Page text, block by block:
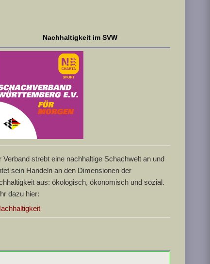
Nachhaltigkeit im SVW
Verband strebt eine nachhaltige Schachwelt an und
sein Handeln an den Dimensionen der
aus: ökologisch, ökonomisch und sozial.
dazu hier: